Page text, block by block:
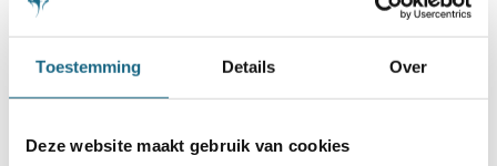
Toestemming Details Over
Deze website maakt gebruik van cookies
Marleen van Amerongen treedt
tijdelijk terug vanwege ziekte